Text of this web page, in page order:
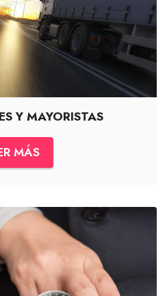
Y MAYORISTAS
MÁS